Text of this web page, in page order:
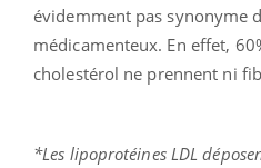
évidemment pas synonyme
médicamenteux. En effet,
cholestérol ne prennent ni
*Les lipoprotéines LDL